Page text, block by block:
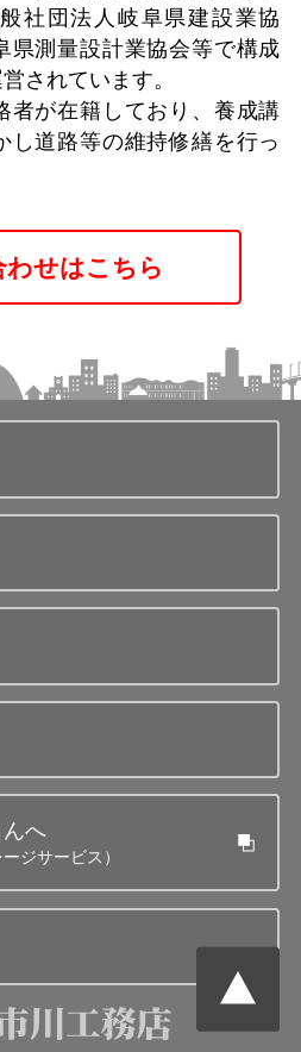
社団法人岐阜県建設業協
県測量設計業協会等で構成
されています。
者が在籍しており、養成講
し道路等の維持修繕を行っ
わせはこちら
へ
ジサービス）